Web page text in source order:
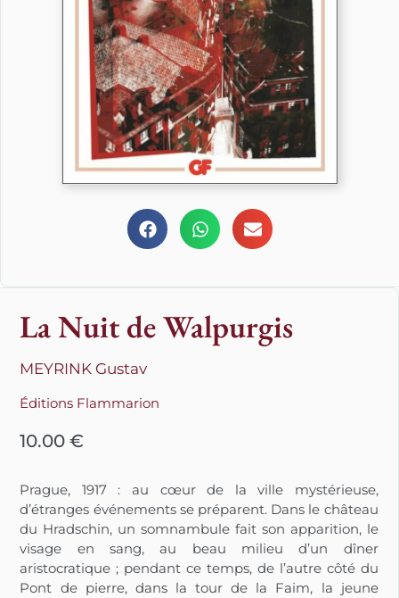
La Nuit de Walpurgis
MEYRINK Gustav
Éditions Flammarion
10.00€
Prague, 1917 : au cœur de la ville mystérieuse,
d’étranges événements se préparent. Dans le château
du Hradschin, un somnambule fait son apparition, le
visage en sang, au beau milieu d’un dîner
aristocratique ; pendant ce temps, de l’autre côté du
Pont de pierre, dans la tour de la Faim, la jeune